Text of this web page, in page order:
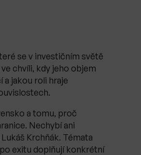
se v investičním světě
chvíli, kdy jeho objem
a jakou roli hraje
a tomu, proč
Nechybí ani
Krchňák. Témata
exitu doplňují konkrétní